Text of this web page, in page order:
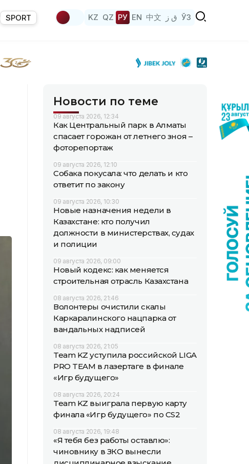
SPORT KZ QZ РУ EN 中文 ق ز ЎЗ
Новости по теме
09 августа 2026, 12:34
Как Центральный парк в Алматы
спасает горожан от летнего зноя –
фоторепортаж
09 августа 2026, 12:10
Собака покусала: что делать и кто
ответит по закону
09 августа 2026, 10:30
Новые назначения недели в
Казахстане: кто получил
должности в министерствах, судах
и полиции
09 августа 2026, 09:00
Новый кодекс: как меняется
строительная отрасль Казахстана
08 августа 2026, 21:46
Волонтеры очистили скалы
Каркаралинского нацпарка от
вандальных надписей
08 августа 2026, 21:05
Team KZ уступила российской LIGA
PRO TEAM в лазертаге в финале
«Игр будущего»
08 августа 2026, 20:24
Team KZ выиграла первую карту
финала «Игр будущего» по CS2
08 августа 2026, 19:48
«Я тебя без работы оставлю»:
чиновнику в ЗКО вынесли